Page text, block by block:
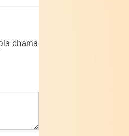
chama